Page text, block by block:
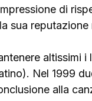
di
sua reputazione
altissimi
Nel 1999
alla